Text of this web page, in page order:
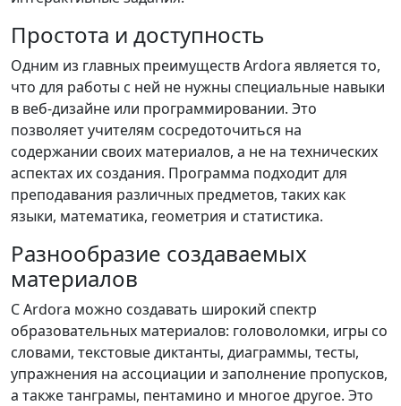
Простота и доступность
Одним из главных преимуществ Ardora является то,
что для работы с ней не нужны специальные навыки
в веб-дизайне или программировании. Это
позволяет учителям сосредоточиться на
содержании своих материалов, а не на технических
аспектах их создания. Программа подходит для
преподавания различных предметов, таких как
языки, математика, геометрия и статистика.
Разнообразие создаваемых
материалов
С Ardora можно создавать широкий спектр
образовательных материалов: головоломки, игры со
словами, текстовые диктанты, диаграммы, тесты,
упражнения на ассоциации и заполнение пропусков,
а также танграмы, пентамино и многое другое. Это